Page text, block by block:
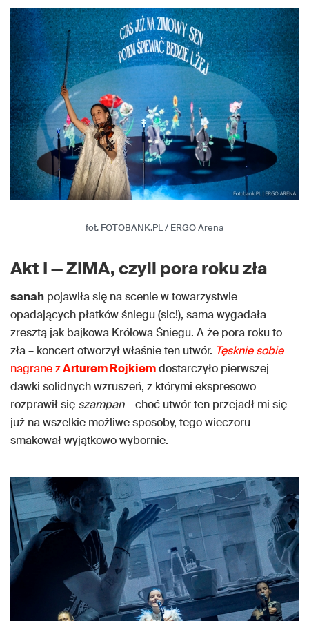
fot. FOTOBANK.PL / ERGO Arena
Akt I — ZIMA, czyli pora roku zła
sanah pojawiła się na scenie w towarzystwie
opadających płatków śniegu (sic!), sama wygadała
zresztą jak bajkowa Królowa Śniegu. A że pora roku to
zła – koncert otworzył właśnie ten utwór. Tęsknie sobie
nagrane zArturem Rojkiemdostarczyło pierwszej
dawki solidnych wzruszeń, z którymi ekspresowo
rozprawił się szampan– choć utwór ten przejadł mi się
już na wszelkie możliwe sposoby, tego wieczoru
smakował wyjątkowo wybornie.